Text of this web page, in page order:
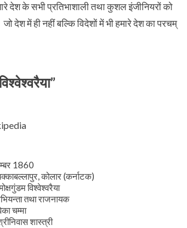
देश के सभी प्रतिभाशाली तथा कुशल इंजीनियरों को
देश में ही नहीं बल्कि विदेशों में भी हमारे देश का परचम्
1860
कोलार (कर्नाटक)
विश्वेश्वरैया
तथा राजनायक
चम्मा
शास्त्री